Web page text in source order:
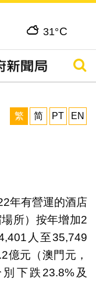
31°C
搜尋
繁
简 PT EN
年有營運的酒店
所）按年增加2
人至35,749
億元（澳門元，
下跌23.8%及